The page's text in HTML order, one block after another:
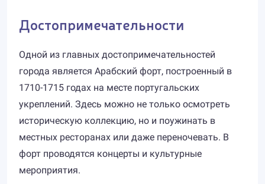
Достопримечательности
Одной из главных достопримечательностей
города является Арабский форт, построенный в
1710-1715 годах на месте португальских
укреплений. Здесь можно не только осмотреть
историческую коллекцию, но и поужинать в
местных ресторанах или даже переночевать. В
форт проводятся концерты и культурные
мероприятия.